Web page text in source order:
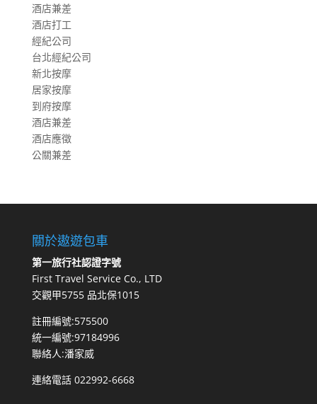
酒店兼差
酒店打工
經紀公司
台北經紀公司
新北按摩
居家按摩
到府按摩
酒店兼差
酒店應徵
公關兼差
關於遨遊包車
第一旅行社認證字號
First Travel Service Co., LTD
交觀甲5755 品北保1015
註冊編號:575500
統一編號:97184996
聯絡人:潘家威
連絡電話 022992-6668